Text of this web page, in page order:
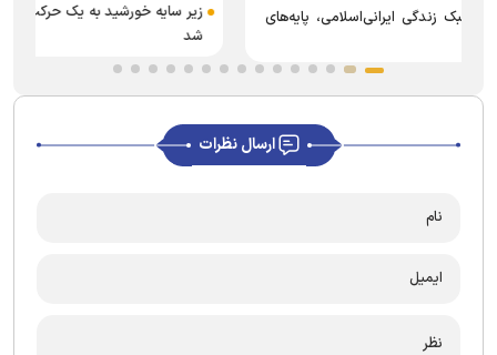
زیر سایه خورشید به یک حرکت مردمی فراگیر در سراسر ایران تبدیل
ارسال نظرات